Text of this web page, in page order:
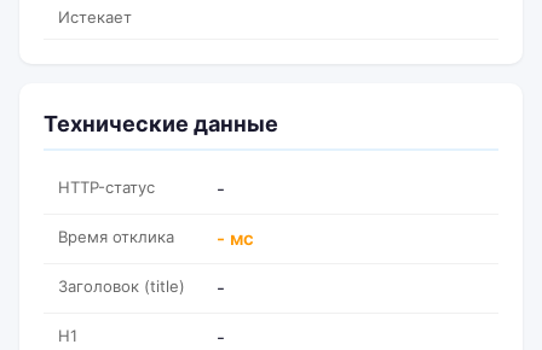
Истекает
Технические данные
HTTP-статус -
Время отклика - мс
Заголовок (title) -
H1 -